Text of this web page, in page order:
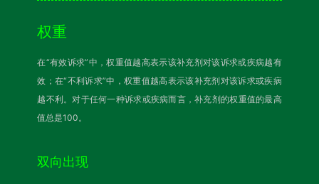
权重
在“有效诉求”中，权重值越高表示该补充剂对该诉求或疾病越有
效；在“不利诉求”中，权重值越高表示该补充剂对该诉求或疾病
越不利。对于任何一种诉求或疾病而言，补充剂的权重值的最高
值总是100。
双向出现